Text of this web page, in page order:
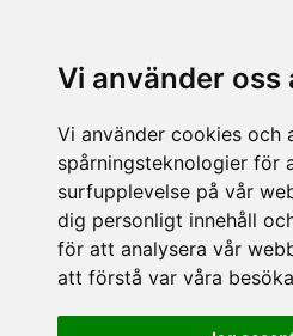
Vi använder oss
Vi använder cookies och
spårningsteknologier för
surfupplevelse på vår
dig personligt innehåll
för att analysera vår
att förstå var våra